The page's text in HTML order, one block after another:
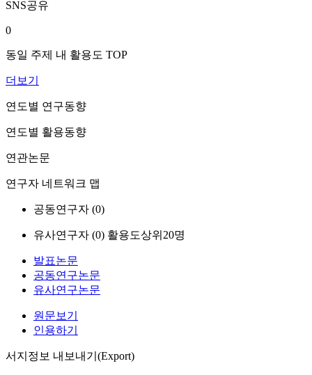
SNS공유
0
동일 주제 내 활용도 TOP
더보기
연도별 연구동향
연도별 활용동향
연관논문
연구자 네트워크 맵
공동연구자 (0)
유사연구자 (0) 활용도상위20명
발표논문
공동연구논문
유사연구논문
원문보기
인용하기
서지정보 내보내기(Export)